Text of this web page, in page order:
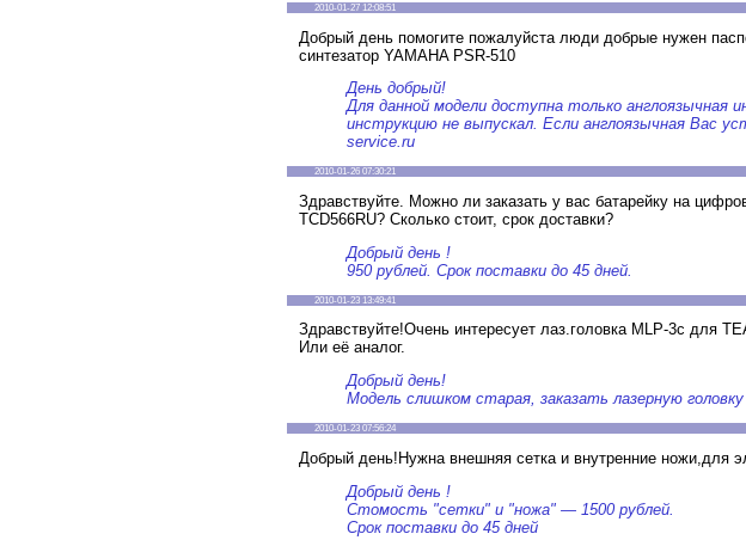
2010-01-27 12:08:51
Добрый день помогите пожалуйста люди добрые нужен
синтезатор YAMAHA PSR-510
День добрый!
Для данной модели доступна только англоязычная
инструкцию не выпускал. Если англоязычная Вас
service.ru
2010-01-26 07:30:21
Здравствуйте. Можно ли заказать у вас батарейку на
TCD566RU? Сколько стоит, срок доставки?
Добрый день !
950 рублей. Срок поставки до 45 дней.
2010-01-23 13:49:41
Здравствуйте!Очень интересует лаз.головка MLP-3c для
Или её аналог.
Добрый день!
Модель слишком старая, заказать лазерную
2010-01-23 07:56:24
Добрый день!Нужна внешняя сетка и внутренние ножи,для
Добрый день !
Стомость "сетки" и "ножа" — 1500 рублей.
Срок поставки до 45 дней